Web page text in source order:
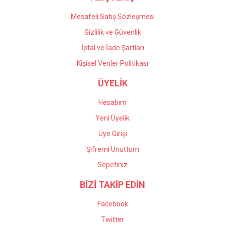
Mesafeli Satış Sözleşmesi
Gizlilik ve Güvenlik
İptal ve İade Şartları
Kişisel Veriler Politikası
ÜYELİK
Hesabım
Yeni Üyelik
Üye Girişi
Şifremi Unuttum
Sepetiniz
BİZİ TAKİP EDİN
Facebook
Twitter